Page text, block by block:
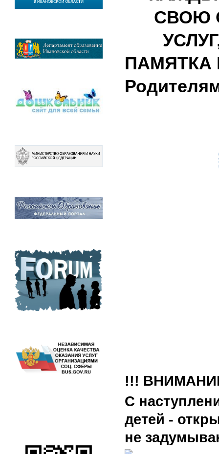
СВОЮ
ПАМЯТКА
!!!
С
детей -
не